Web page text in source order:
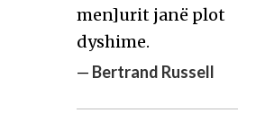
men]urit janë plot
dyshime.
— Bertrand Russell